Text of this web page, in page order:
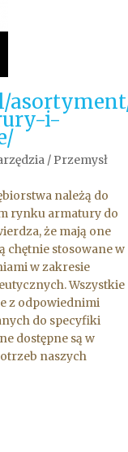
i-
/ Przemysł
należą do
rynku armatury do
że mają one
chętnie stosowane w
w zakresie
Wszystkie
z odpowiednimi
do specyfiki
dostępne są w
naszych